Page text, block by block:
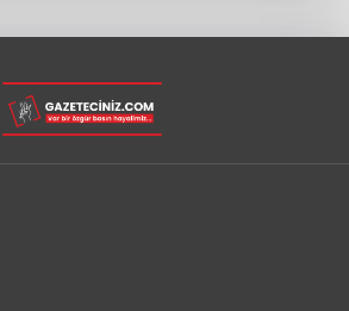
PARTİ'DE SKANDAL KARAR: DHKP-
YAVUZ NAZLIGÜL "BAŞKAN" ATANDI
DÜNYA'NIN YER ÇEKİMİ